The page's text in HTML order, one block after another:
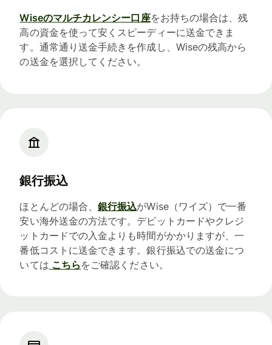
Wiseのマルチカレンシー口座をお持ちの場合は、残
高の資金を使って安くスピーディーに送金できま
す。通常通り送金手続きを作成し、Wiseの残高から
の送金を選択してください。
銀行振込
ほとんどの場合、銀行振込がWise（ワイズ）で一番
安い海外送金の方法です。デビットカードやクレジ
ットカードでの入金よりも時間がかかりますが、一
番低コストに送金できます。銀行振込での送金につ
いては こちら をご確認ください。